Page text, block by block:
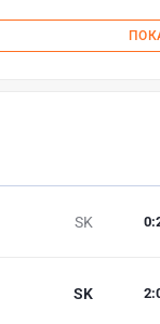
SK 0:
SK 2: